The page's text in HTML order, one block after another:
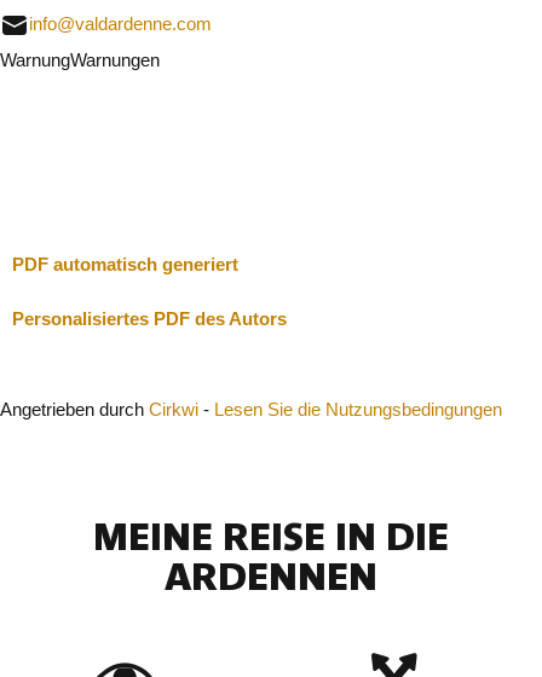
info@valdardenne.com
WarnungWarnungen
PDF automatisch generiert
Personalisiertes PDF des Autors
Angetrieben durch Cirkwi - Lesen Sie die Nutzungsbedingungen
MEINE REISE IN DIE
ARDENNEN